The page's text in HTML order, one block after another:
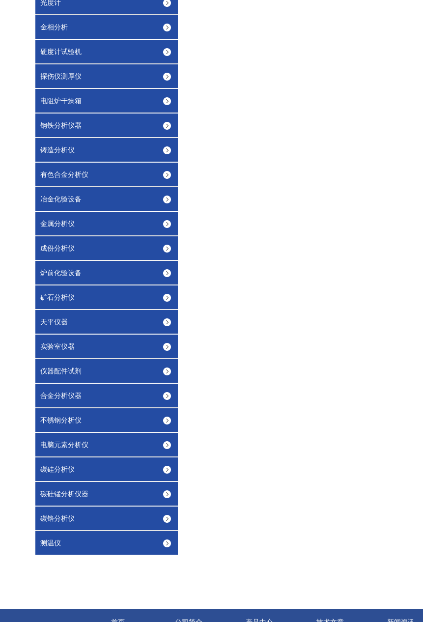
光度计
金相分析
硬度计试验机
探伤仪测厚仪
电阻炉干燥箱
钢铁分析仪器
铸造分析仪
有色合金分析仪
冶金化验设备
金属分析仪
成份分析仪
炉前化验设备
矿石分析仪
天平仪器
实验室仪器
仪器配件试剂
合金分析仪器
不锈钢分析仪
电脑元素分析仪
碳硅分析仪
碳硅锰分析仪器
碳铬分析仪
测温仪